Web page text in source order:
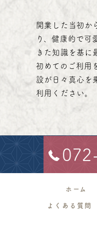
開業した当初か
り、健康的で可
きた知識を基に
初めてのご利用
設が日々真心を
利用ください。
ホーム
よくある質問